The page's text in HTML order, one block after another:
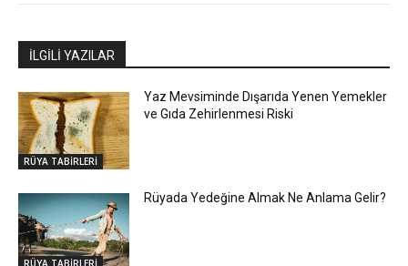
İLGİLİ YAZILAR
RÜYA TABİRLERİ
Yaz Mevsiminde Dışarıda Yenen Yemekler
ve Gıda Zehirlenmesi Riski
RÜYA TABİRLERİ
Rüyada Yedeğine Almak Ne Anlama Gelir?